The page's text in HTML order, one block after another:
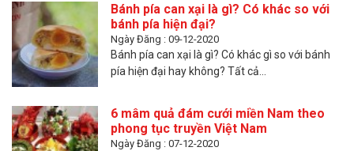
Bánh pía can xại là gì? Có khác so với
bánh pía hiện đại?
Ngày Đăng : 09-12-2020
Bánh pía can xại là gì? Có khác gì so với bánh
pía hiện đại hay không? Tất cả...
6 mâm quả đám cưới miền Nam theo
phong tục truyền Việt Nam
Ngày Đăng : 07-12-2020